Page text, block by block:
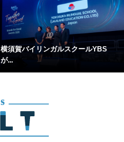
横須賀バイリンガルスクールYBS
が...